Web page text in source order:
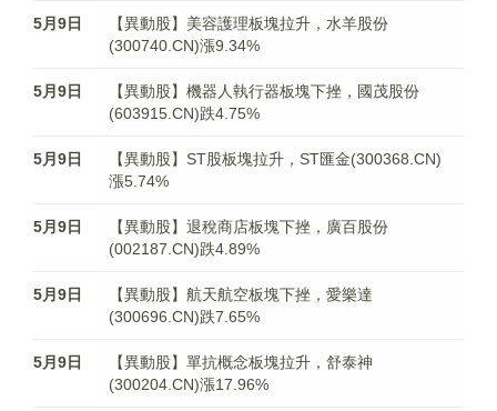
5月9日
【異動股】美容護理板塊拉升，水羊股份
(300740.CN)漲9.34%
5月9日
【異動股】機器人執行器板塊下挫，國茂股份
(603915.CN)跌4.75%
5月9日
【異動股】ST股板塊拉升，ST匯金(300368.CN)
漲5.74%
5月9日
【異動股】退稅商店板塊下挫，廣百股份
(002187.CN)跌4.89%
5月9日
【異動股】航天航空板塊下挫，愛樂達
(300696.CN)跌7.65%
5月9日
【異動股】單抗概念板塊拉升，舒泰神
(300204.CN)漲17.96%